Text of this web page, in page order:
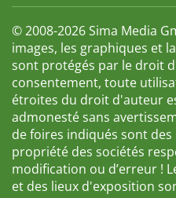
© 2008-2026 Sima Media
images, les graphiques et
sont protégés par le droit
consentement, toute
étroites du droit d'auteur
admonesté sans
de foires indiqués sont
propriété des sociétés
modification ou d’erreur !
et des lieux d'exposition